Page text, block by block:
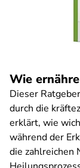
Wie
Dieser
durch die
erklärt, wie
während der
die zahlreichen